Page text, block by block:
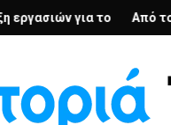
απέναντι στη λήθη
Ημέρας Ολικής
τον Εμφύλιο στην